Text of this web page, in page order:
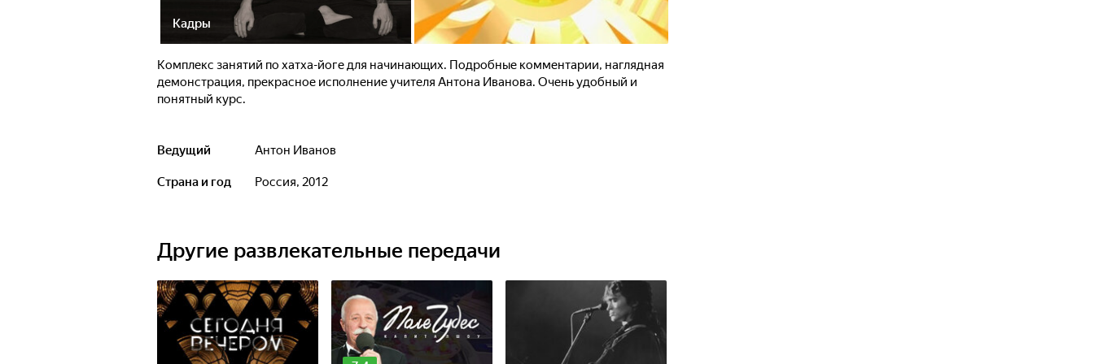
Кадры
Комплекс занятий по хатха-йоге для начинающих. Подробные комментарии, наглядная
демонстрация, прекрасное исполнение учителя Антона Иванова. Очень удобный и
понятный курс.
Ведущий Антон Иванов
Страна и год Россия, 2012
Другие развлекательные передачи